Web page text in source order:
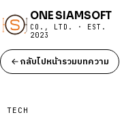
ONE SIAMSOFT
CO., LTD. · EST.
2023
กลับไปหน้ารวมบทความ
TECH